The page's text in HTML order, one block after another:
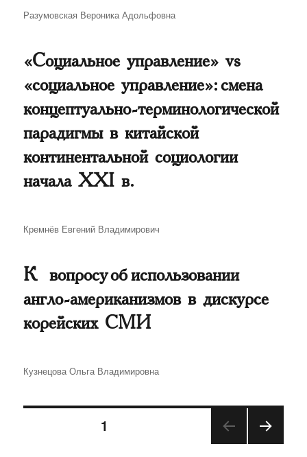
Автор
Разумовская Вероника Адольфовна
«Социальное управление» vs
«социальное управление»: смена
концептуально-терминологической
парадигмы в китайской
континентальной социологии
начала XXI в.
Автор
Кремнёв Евгений Владимирович
К вопросу об использовании
англо-американизмов в дискурсе
корейских СМИ
Автор
Кузнецова Ольга Владимировна
Навигация
1